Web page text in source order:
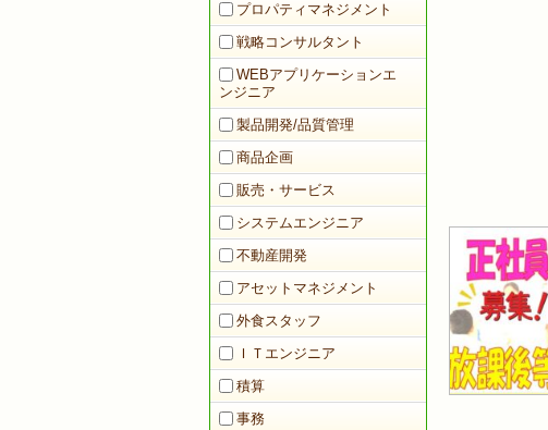
プロパティマネジメント
戦略コンサルタント
WEBアプリケーションエ
ンジニア
製品開発/品質管理
商品企画
販売・サービス
システムエンジニア
不動産開発
アセットマネジメント
外食スタッフ
ＩＴエンジニア
積算
事務